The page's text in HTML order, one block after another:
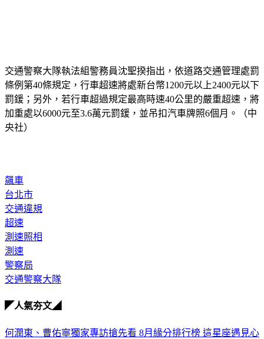
交通警察大隊執法組警務員沈聖揆指出，依道路交通管理處罰
條例第40條規定，行車超速將處新台幣1200元以上2400元以下
罰鍰；另外，若行車超過規定最高時速40公里的嚴重超速，將
加重處以6000元至3.6萬元罰鍰，並吊扣汽車牌照6個月。（中
央社）
飆車
台北市
交通違規
超速
測速照相
測速
警察局
交通警察大隊
◤人氣夯文◢
何潤東、曹佑寧獨家專訪搶先看 8月緣分排行榜 這星座遇見心